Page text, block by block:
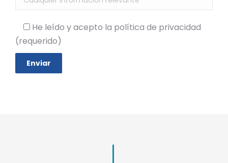
He leído y acepto la política de privacidad
(requerido)